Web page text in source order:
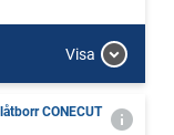
Visa
CONECUT